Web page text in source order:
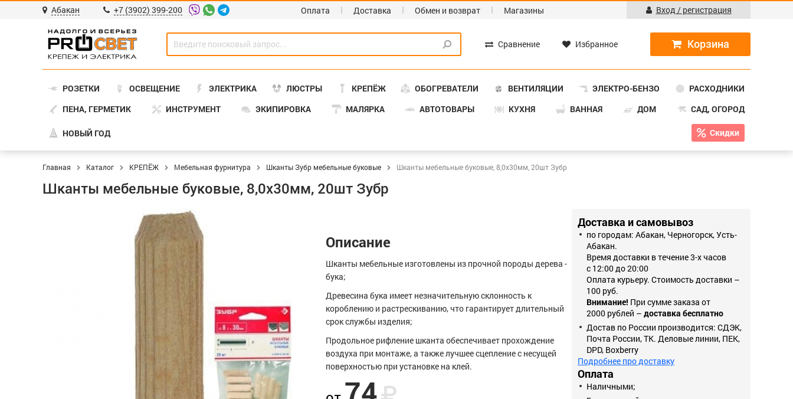
Абакан +7 (3902) 399-200 Оплата Доставка Обмен и возврат Магазины Вход / регистрация
Сравнение Избранное
РОЗЕТКИ ОСВЕЩЕНИЕ ЭЛЕКТРИКА ЛЮСТРЫ КРЕПЁЖ ОБОГРЕВАТЕЛИ ВЕНТИЛЯЦИИ ЭЛЕКТРО-БЕНЗО
РАСХОДНИКИ
ПЕНА, ГЕРМЕТИК
ИНСТРУМЕНТ ЭКИПИРОВКА МАЛЯРКА АВТОТОВАРЫ КУХНЯ ВАННАЯ ДОМ САД, ОГОРОД
НОВЫЙ ГОД Скидки
Главная Каталог КРЕПЁЖ Мебельная фурнитура Шканты Зубр мебельные буковые Шканты мебельные буковые, 8,0х30мм, 20шт Зубр
Шканты мебельные буковые, 8,0х30мм, 20шт Зубр
Описание
Шканты мебельные изготовлены из прочной породы дерева -
бука;
Древесина бука имеет незначительную склонность к
короблению и растрескиванию, что гарантирует длительный
срок службы изделия;
Продольное рифление шканта обеспечивает прохождение
воздуха при монтаже, а также лучшее сцепление с несущей
поверхностью при установке на клей.
Доставка и самовывоз
по городам: Абакан, Черногорск, Усть-
Абакан.
Время доставки в течение 3-х часов
с 12:00 до 20:00
Оплата курьеру. Стоимость доставки –
100 руб.
Внимание! При сумме заказа от
2000 рублей –доставка бесплатно
Достав по России производится: СДЭК,
Почта России, ТК. Деловые линии, ПЕК,
DPD, Boxberry
Подробнее про доставку
Оплата
Наличными;